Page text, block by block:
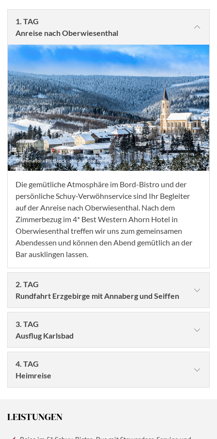
1. TAG
Anreise nach Oberwiesenthal
© Animaflora PicsStock - stock.adobe.com
Die gemütliche Atmosphäre im Bord-Bistro und der
persönliche Schuy-Verwöhnservice sind Ihr Begleiter
auf der Anreise nach Oberwiesenthal. Nach dem
Zimmerbezug im 4* Best Western Ahorn Hotel in
Oberwiesenthal treffen wir uns zum gemeinsamen
Abendessen und können den Abend gemütlich an der
Bar ausklingen lassen.
2. TAG
Rundfahrt Erzgebirge mit Annaberg und Seiffen
3. TAG
Ausflug Karlsbad
4. TAG
Heimreise
Vorweihnachtlich eingestimmt werden wir Abends
LEISTUNGEN